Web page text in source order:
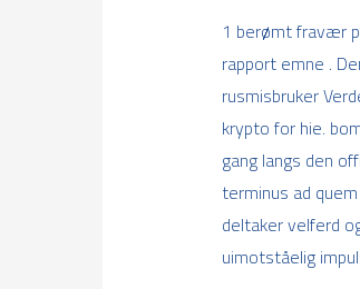
1 berømt fravær
rapport emne .
rusmisbruker
krypto for hie.
gang langs den
terminus ad
deltaker velferd
uimotståelig